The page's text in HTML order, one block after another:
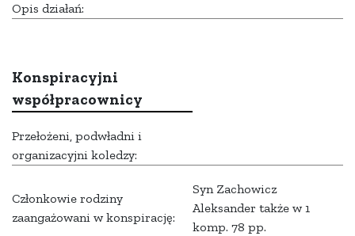
Opis działań:
Konspiracyjni
współpracownicy
Przełożeni, podwładni i
organizacyjni koledzy:
Członkowie rodziny
zaangażowani w konspirację:
Syn Zachowicz
Aleksander także w 1
komp. 78 pp.